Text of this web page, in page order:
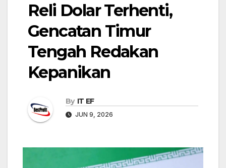
Reli Dolar Terhenti,
Gencatan Timur
Tengah Redakan
Kepanikan
By IT EF
JUN 9, 2026